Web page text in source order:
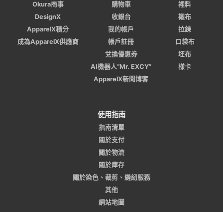
Okura商事
DesignX
ApparelX積分
成為ApparelX供應商
購物車
收銀台
我的帳戶
帳戶註冊
兌換優惠券
AI機器人“Mr. EXCY”
ApparelX新聞博客
裡料
襯布
拉鍊
口袋布
坯布
樣卡
使用指南
指南清單
關於支付
關於物流
關於庫存
關於染色、裁剪、縫紉服務
其他
網站地圖